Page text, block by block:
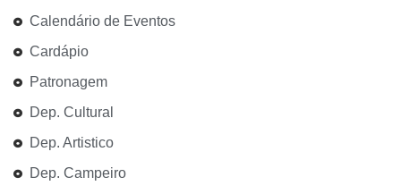
Calendário de Eventos
Cardápio
Patronagem
Dep. Cultural
Dep. Artistico
Dep. Campeiro